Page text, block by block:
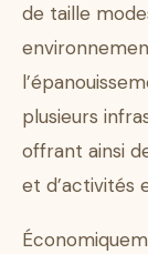
de taille
plusieurs
offrant ainsi
et d’activités